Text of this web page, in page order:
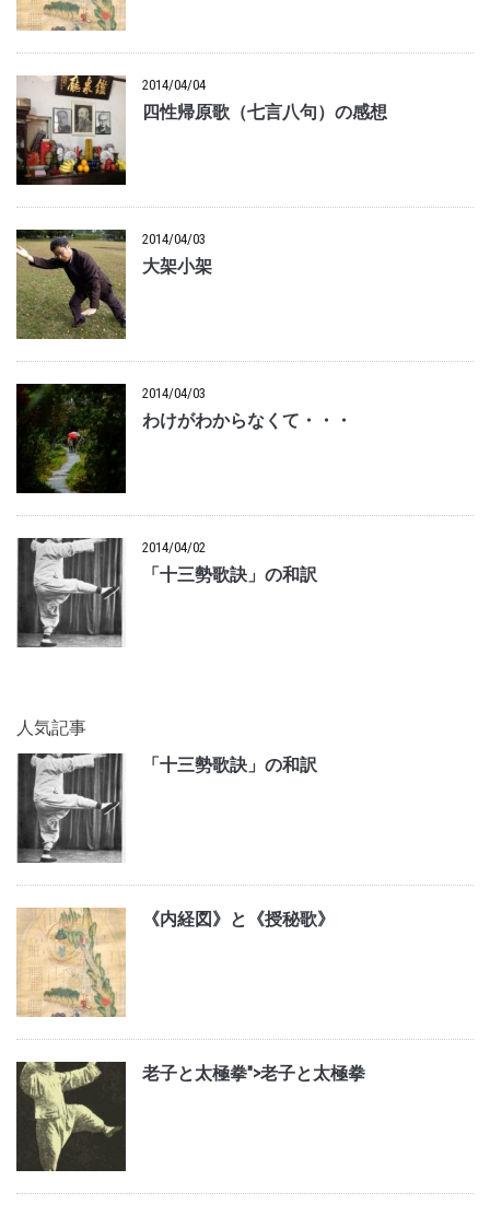
2014/04/04
四性帰原歌（七言八句）の感想
2014/04/03
大架小架
2014/04/03
わけがわからなくて・・・
2014/04/02
「十三勢歌訣」の和訳
人気記事
「十三勢歌訣」の和訳
《内経図》と《授秘歌》
老子と太極拳">老子と太極拳